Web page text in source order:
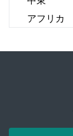
アフリカ